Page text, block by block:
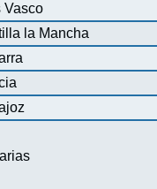
Vasco
la Mancha